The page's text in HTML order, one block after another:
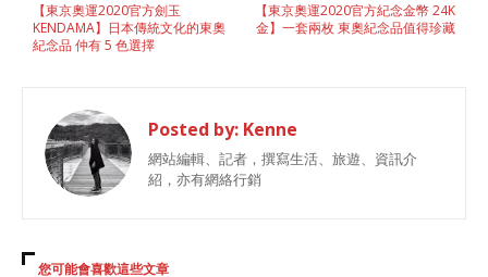
【東京奧運2020官方紀念金幣 24K
金】一套兩枚 東奧紀念品值得珍藏
【東京奧運2020官方劍玉
KENDAMA】日本傳統文化的東奧
紀念品 仲有 5 色選擇
Posted by: Kenne
網站編輯、記者，撰寫生活、旅遊、資訊介
紹，亦有網絡行銷
您可能會喜歡這些文章